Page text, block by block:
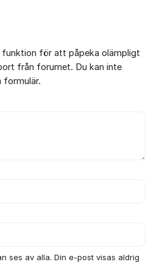
funktion för att påpeka olämpligt
från forumet. Du kan inte
formulär.
ses av alla. Din e-post visas aldrig